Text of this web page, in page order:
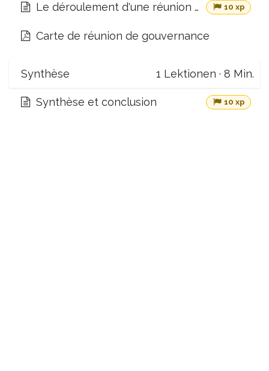
Le déroulement d'une réunion de gouvernance 10 xp
Carte de réunion de gouvernance
Synthèse 1 Lektionen · 8 Min.
Synthèse et conclusion 10 xp